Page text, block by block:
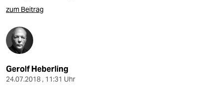
zum Beitrag
Gerolf Heberling
24.07.2018 , 11:31 Uhr